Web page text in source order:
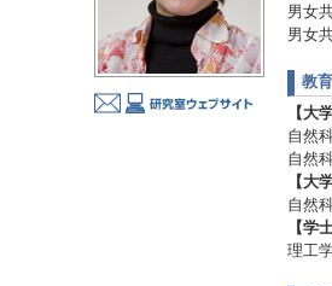
男女
男女
教
【大
自然
自然
【大
自然
【学
理工